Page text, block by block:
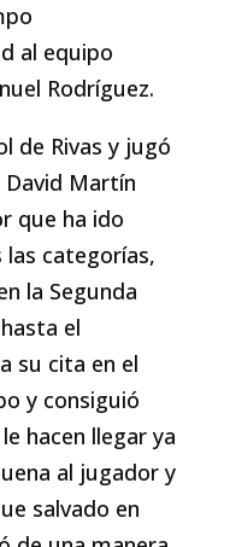
al equipo
Rodríguez.
de Rivas y jugó
Martín
que ha ido
categorías,
la Segunda
el
su cita en el
y consiguió
hacen llegar ya
al jugador y
salvado en